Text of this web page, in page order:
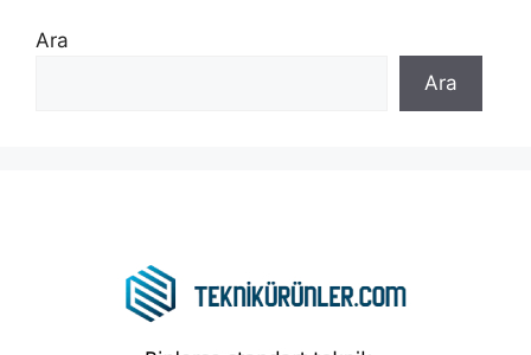
Ara
Ara